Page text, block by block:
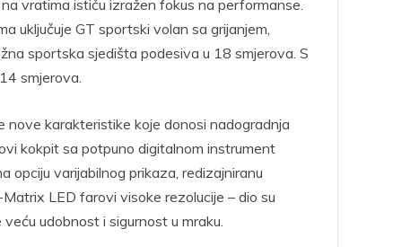
vratima ističu izražen fokus na performanse.
uključuje GT sportski volan sa grijanjem,
sportska sjedišta podesiva u 18 smjerova. S
smjerova.
karakteristike koje donosi nadogradnja
kokpit sa potpuno digitalnom instrument
opciju varijabilnog prikaza, redizajniranu
LED farovi visoke rezolucije – dio su
udobnost i sigurnost u mraku.